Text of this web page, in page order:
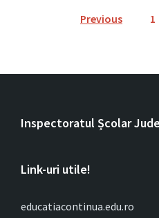
Previous 1
Inspectoratul Școlar
Link-uri utile!
educatiacontinua.edu.ro